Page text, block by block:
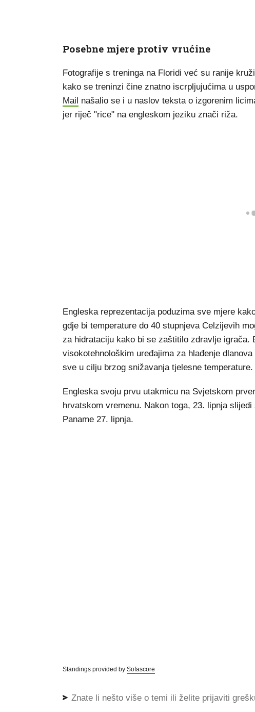
Posebne mjere protiv vrućine
Fotografije s treninga na Floridi već su ranije
kako se treninzi čine znatno iscrpljujućima u
Mail našalio se i u naslov teksta o izgorenim
jer riječ "rice" na engleskom jeziku znači riža.
Engleska reprezentacija poduzima sve mjere
gdje bi temperature do 40 stupnjeva Celzijevih
za hidrataciju kako bi se zaštitilo zdravlje igrača.
visokotehnološkim uređajima za hlađenje
sve u cilju brzog snižavanja tjelesne temperature.
Engleska svoju prvu utakmicu na Svjetskom
hrvatskom vremenu. Nakon toga, 23. lipnja
Paname 27. lipnja.
Standings provided by Sofascore
Znate li nešto više o temi ili želite prijaviti